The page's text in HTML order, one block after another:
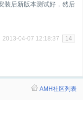
装后新版本测试好，然后
2013-04-07 12:18:37 14
AMH社区列表